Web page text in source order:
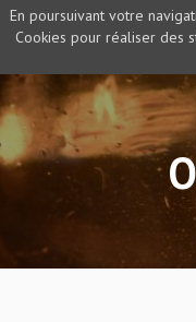
En poursuivant votre
Cookies pour réaliser des